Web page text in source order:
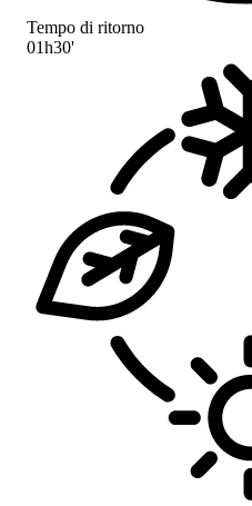
Tempo di ritorno
01h30'